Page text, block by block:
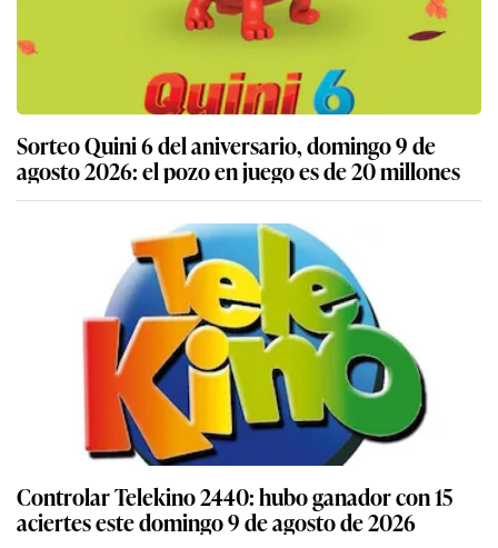
Sorteo Quini 6 del aniversario, domingo 9 de
agosto 2026: el pozo en juego es de 20 millones
Controlar Telekino 2440: hubo ganador con 15
aciertes este domingo 9 de agosto de 2026